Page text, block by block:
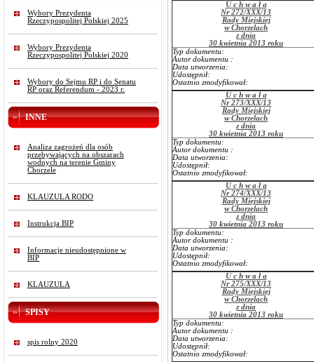
Wybory Prezydenta
Rzeczypospolitej Polskiej 2025
Wybory Prezydenta
Rzeczypospolitej Polskiej 2020
Wybory do Sejmu RP i do Senatu
RP oraz Referendum - 2023 r.
INNE
Analiza zagrożeń dla osób
przebywających na obszarach
wodnych na terenie Gminy
Chorzele
KLAUZULA RODO
Instrukcja BIP
Informacje nieudostępnione w
BIP
KLAUZULA
SPISY
spis rolny 2020
U c h w a ł a
Nr 272/XXX/13
Rady Miejskiej
w Chorzelach
z dnia
30 kwietnia 2013 roku
Typ dokumentu:
Autor dokumentu :
Data utworzenia:
Udostępnił:
Ostatnio zmodyfikował:
U c h w a ł a
Nr 273/XXX/13
Rady Miejskiej
w Chorzelach
z dnia
30 kwietnia 2013 roku
Typ dokumentu:
Autor dokumentu :
Data utworzenia:
Udostępnił:
Ostatnio zmodyfikował:
U c h w a ł a
Nr 274/XXX/13
Rady Miejskiej
w Chorzelach
z dnia
30 kwietnia 2013 roku
Typ dokumentu:
Autor dokumentu :
Data utworzenia:
Udostępnił:
Ostatnio zmodyfikował:
U c h w a ł a
Nr 275/XXX/13
Rady Miejskiej
w Chorzelach
z dnia
30 kwietnia 2013 roku
Typ dokumentu:
Autor dokumentu :
Data utworzenia:
Udostępnił:
Ostatnio zmodyfikował: